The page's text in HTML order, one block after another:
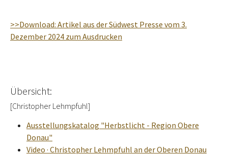
>>Download: Artikel aus der Südwest Presse vom 3.
Dezember 2024 zum Ausdrucken
Übersicht:
[Christopher Lehmpfuhl]
Ausstellungskatalog "Herbstlicht - Region Obere
Donau"
Video · Christopher Lehmpfuhl an der Oberen Donau